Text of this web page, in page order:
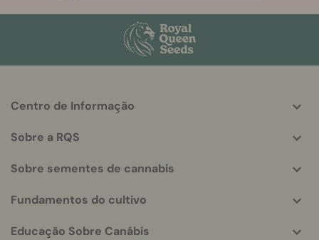
More
info
Centro de Informação
Sobre a RQS
Sobre sementes de cannabis
Fundamentos do cultivo
Educação Sobre Canábis